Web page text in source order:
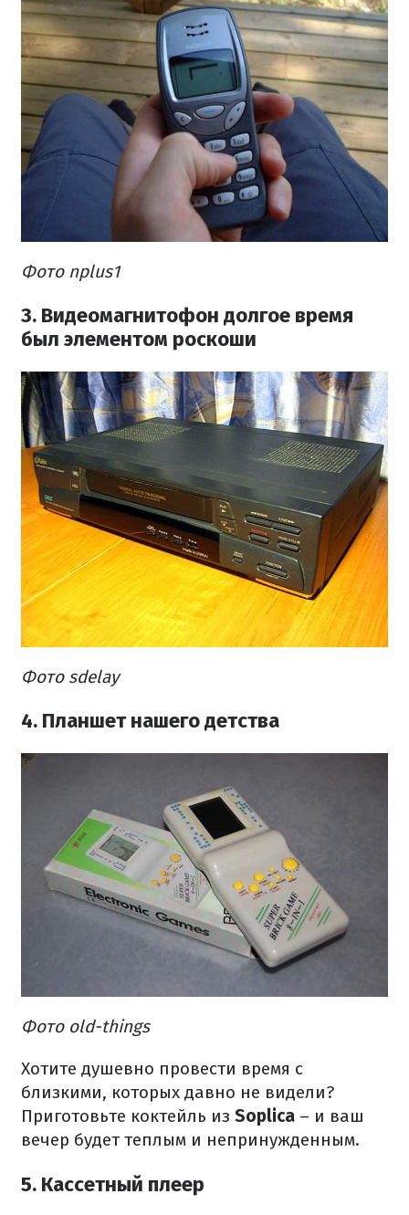
Фото nplus1
3. Видеомагнитофон долгое время
был элементом роскоши
Фото sdelay
4. Планшет нашего детства
Фото old-things
Хотите душевно провести время с
близкими, которых давно не видели?
Приготовьте коктейль из Soplica – и ваш
вечер будет теплым и непринужденным.
5. Кассетный плеер